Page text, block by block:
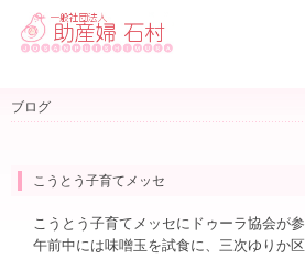
ブログ
こうとう子育てメッセ
こうとう子育てメッセにドゥーラ協会が参
午前中には味噌玉を試食に、三次ゆりか